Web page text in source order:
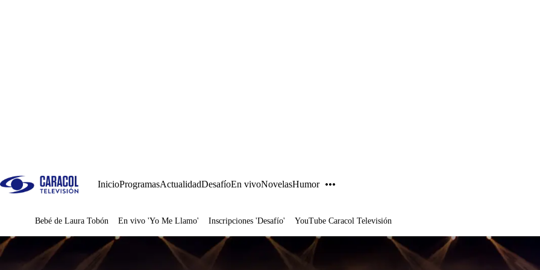
InicioProgramasActualidadDesafíoEn vivoNovelasHumor
Juegos
Bebé de Laura Tobón En vivo 'Yo Me Llamo' Inscripciones 'Desafío' YouTube Caracol Televisión